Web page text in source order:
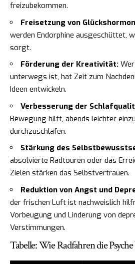
freizubekommen.
Freisetzung von
werden Endorphine ausgeschüttet,
sorgt.
Förderung der Kreativität:
unterwegs ist, hat Zeit zum
Ideen entwickeln.
Verbesserung der
Bewegung hilft, abends leichter
durchzuschlafen.
Stärkung des
absolvierte Radtouren oder das
Zielen stärken das Selbstvertrauen.
Reduktion von Angst und
der frischen Luft ist nachweislich
Vorbeugung und Linderung von
Verstimmungen.
Tabelle: Wie Radfahren die